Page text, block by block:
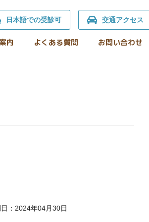
日本語での受診可 交通アクセス
内 よくある質問 お問い合わせ
：2024年04月30日